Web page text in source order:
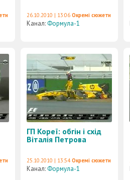
26.10.2010 | 13:06 Окремі сюжети
Канал:Формула-1
ГП Кореї: обгін і схід
Віталія Петрова
25.10.2010 | 13:54 Окремі сюжети
Канал:Формула-1